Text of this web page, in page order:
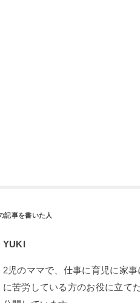
YUKI
2児のママで、仕事に育児に家
に苦労している方のお役に立て